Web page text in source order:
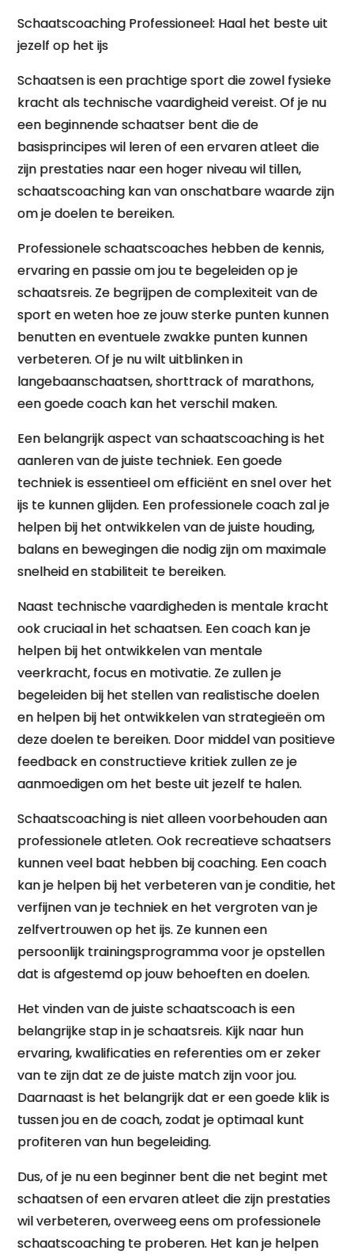
Schaatscoaching Professioneel: Haal het beste uit
jezelf op het ijs
Schaatsen is een prachtige sport die zowel fysieke
kracht als technische vaardigheid vereist. Of je nu
een beginnende schaatser bent die de
basisprincipes wil leren of een ervaren atleet die
zijn prestaties naar een hoger niveau wil tillen,
schaatscoaching kan van onschatbare waarde zijn
om je doelen te bereiken.
Professionele schaatscoaches hebben de kennis,
ervaring en passie om jou te begeleiden op je
schaatsreis. Ze begrijpen de complexiteit van de
sport en weten hoe ze jouw sterke punten kunnen
benutten en eventuele zwakke punten kunnen
verbeteren. Of je nu wilt uitblinken in
langebaanschaatsen, shorttrack of marathons,
een goede coach kan het verschil maken.
Een belangrijk aspect van schaatscoaching is het
aanleren van de juiste techniek. Een goede
techniek is essentieel om efficiënt en snel over het
ijs te kunnen glijden. Een professionele coach zal je
helpen bij het ontwikkelen van de juiste houding,
balans en bewegingen die nodig zijn om maximale
snelheid en stabiliteit te bereiken.
Naast technische vaardigheden is mentale kracht
ook cruciaal in het schaatsen. Een coach kan je
helpen bij het ontwikkelen van mentale
veerkracht, focus en motivatie. Ze zullen je
begeleiden bij het stellen van realistische doelen
en helpen bij het ontwikkelen van strategieën om
deze doelen te bereiken. Door middel van positieve
feedback en constructieve kritiek zullen ze je
aanmoedigen om het beste uit jezelf te halen.
Schaatscoaching is niet alleen voorbehouden aan
professionele atleten. Ook recreatieve schaatsers
kunnen veel baat hebben bij coaching. Een coach
kan je helpen bij het verbeteren van je conditie, het
verfijnen van je techniek en het vergroten van je
zelfvertrouwen op het ijs. Ze kunnen een
persoonlijk trainingsprogramma voor je opstellen
dat is afgestemd op jouw behoeften en doelen.
Het vinden van de juiste schaatscoach is een
belangrijke stap in je schaatsreis. Kijk naar hun
ervaring, kwalificaties en referenties om er zeker
van te zijn dat ze de juiste match zijn voor jou.
Daarnaast is het belangrijk dat er een goede klik is
tussen jou en de coach, zodat je optimaal kunt
profiteren van hun begeleiding.
Dus, of je nu een beginner bent die net begint met
schaatsen of een ervaren atleet die zijn prestaties
wil verbeteren, overweeg eens om professionele
schaatscoaching te proberen. Het kan je helpen